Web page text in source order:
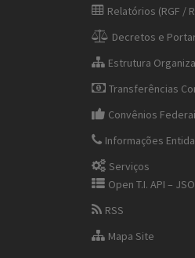
Relatórios (RGF /
Decretos e
Estrutura
Transferências
Convênios
Informações
Serviços
Open T.I. API –
RSS
Mapa Site